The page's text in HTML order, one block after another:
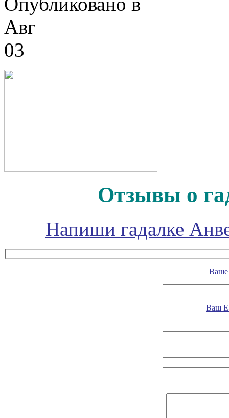
Авг
03
Отзывы о
Напиши гадалке
Ваше
Ваш